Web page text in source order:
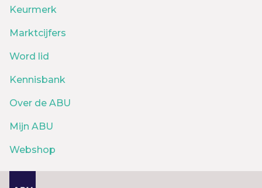
Keurmerk
Marktcijfers
Word lid
Kennisbank
Over de ABU
Mijn ABU
Webshop